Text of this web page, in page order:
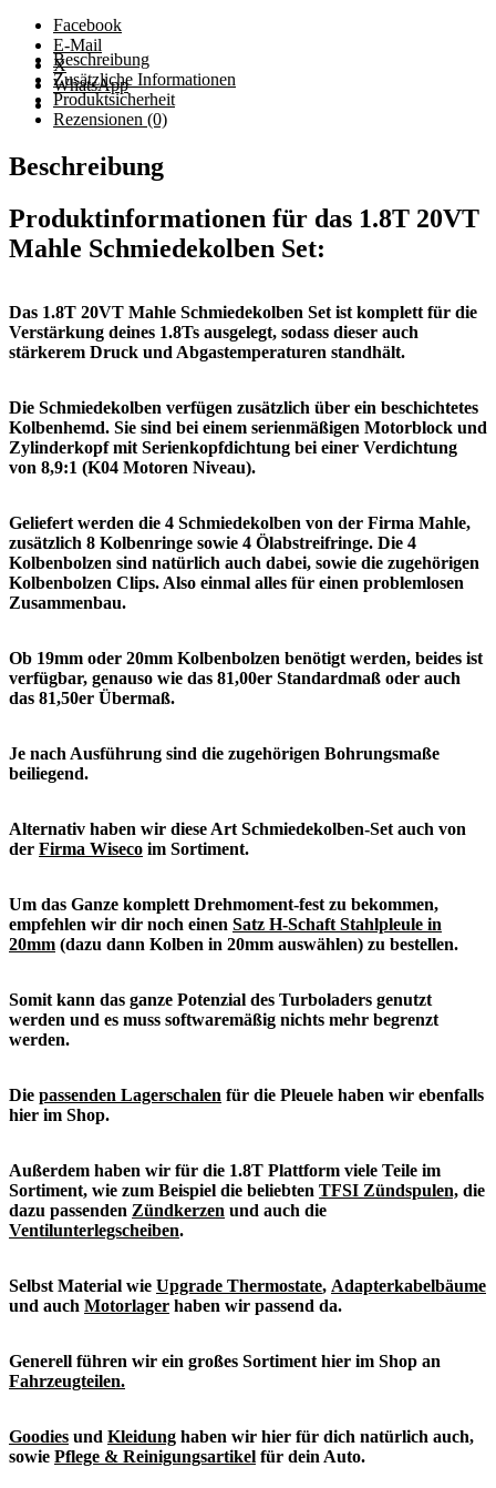
MengeFacebook
E-Mail
X
WhatsApp
Beschreibung
Zusätzliche Informationen
Produktsicherheit
Rezensionen (0)
Beschreibung
Produktinformationen für das 1.8T 20VT
Mahle Schmiedekolben Set:
Das 1.8T 20VT Mahle Schmiedekolben Set ist komplett für die
Verstärkung deines 1.8Ts ausgelegt, sodass dieser auch
stärkerem Druck und Abgastemperaturen standhält.
Die Schmiedekolben verfügen zusätzlich über ein beschichtetes
Kolbenhemd. Sie sind bei einem serienmäßigen Motorblock und
Zylinderkopf mit Serienkopfdichtung bei einer Verdichtung
von 8,9:1 (K04 Motoren Niveau).
Geliefert werden die 4 Schmiedekolben von der Firma Mahle,
zusätzlich 8 Kolbenringe sowie 4 Ölabstreifringe. Die 4
Kolbenbolzen sind natürlich auch dabei, sowie die zugehörigen
Kolbenbolzen Clips. Also einmal alles für einen problemlosen
Zusammenbau.
Ob 19mm oder 20mm Kolbenbolzen benötigt werden, beides ist
verfügbar, genauso wie das 81,00er Standardmaß oder auch
das 81,50er Übermaß.
Je nach Ausführung sind die zugehörigen Bohrungsmaße
beiliegend.
Alternativ haben wir diese Art Schmiedekolben-Set auch von
der Firma Wiseco im Sortiment.
Um das Ganze komplett Drehmoment-fest zu bekommen,
empfehlen wir dir noch einen Satz H-Schaft Stahlpleule in
20mm (dazu dann Kolben in 20mm auswählen) zu bestellen.
Somit kann das ganze Potenzial des Turboladers genutzt
werden und es muss softwaremäßig nichts mehr begrenzt
werden.
Die passenden Lagerschalen für die Pleuele haben wir ebenfalls
hier im Shop.
Außerdem haben wir für die 1.8T Plattform viele Teile im
Sortiment, wie zum Beispiel die beliebten TFSI Zündspulen, die
dazu passenden Zündkerzen und auch die
Ventilunterlegscheiben.
Selbst Material wie Upgrade Thermostate, Adapterkabelbäume
und auch Motorlager haben wir passend da.
Generell führen wir ein großes Sortiment hier im Shop an
Fahrzeugteilen.
Goodies und Kleidung haben wir hier für dich natürlich auch,
sowie Pflege & Reinigungsartikel für dein Auto.